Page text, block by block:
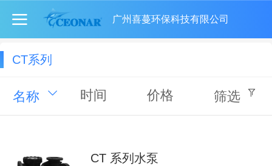
广州喜蔓环保科技有限公司
CT系列
名称 时间 价格 筛选
CT 系列水泵